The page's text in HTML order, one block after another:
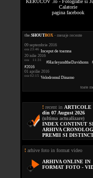
KERUCOV .ro - Fotografie si
Calatorie
pagina facebook
the.SHOUTBOX - mesaje recente
09 septembrie 2016
ora 23:46 Inceput de toamna
20 iulie 2016
ora 11:31
#HarleyandtheDavidsons
#2016
01 aprilie 2016
ora 02:15 Velodromul Dinamo
toate
! recent in ARTICOLE
din 07 August 2026
(ultima actualizare)
INDEX CONTINUT
ARHIVA
PREMII SI
! arhive foto in format video
ARHIVA ONLINE IN
FORMAT FOTO -